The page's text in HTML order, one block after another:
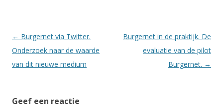
Berichtnavigatie
← Burgernet via Twitter.
Onderzoek naar de waarde
van dit nieuwe medium
Burgernet in de praktijk. De
evaluatie van de pilot
Burgernet. →
Geef een reactie